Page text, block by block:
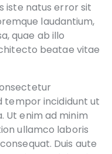
iste natus error sit
laudantium,
quae ab illo
beatae vitae
tempor incididunt ut
Ut enim ad minim
ullamco laboris
Duis aute